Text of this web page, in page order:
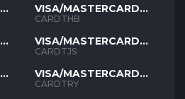
VISA/MASTERCARD
THB
CARDTHB
VISA/MASTERCARD
TJS
CARDTJS
VISA/MASTERCARD
TYR
CARDTRY